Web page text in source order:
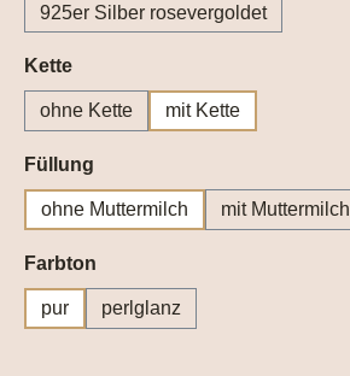
925er Silber rosevergoldet
Ketteauswählen
ohne Kette mit Kette
Füllung
ohne Muttermilch mit Muttermilch
Farbton
pur perlglanz